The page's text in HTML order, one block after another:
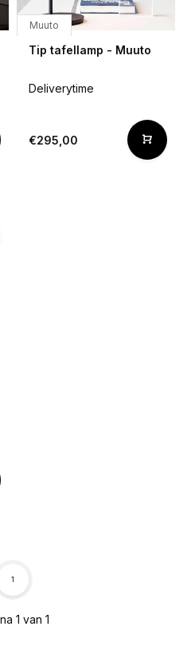
Muuto
Tip tafellamp - Muuto
Deliverytime
€295,00
1 van 1
1